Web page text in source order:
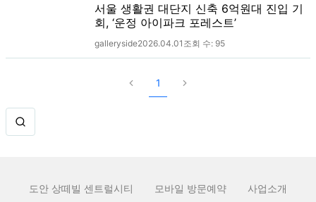
서울 생활권 대단지 신축 6억원대 진입 기
회, ‘운정 아이파크 포레스트’
galleryside2026.04.01 조회 수: 95
1
도안 상떼빌 센트럴시티 모바일 방문예약
사업소개